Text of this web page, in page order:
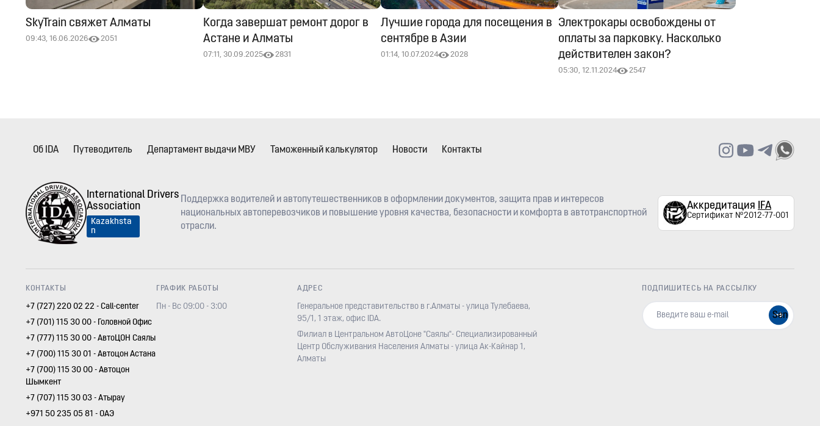
SkyTrain свяжет Алматы
09:43, 16.06.2026 2051
Когда завершат ремонт дорог в
Астане и Алматы
07:11, 30.09.2025 2831
Лучшие города для посещения в
сентябре в Азии
01:14, 10.07.2024 2028
Электрокары освобождены от
оплаты за парковку. Насколько
действителен закон?
05:30, 12.11.2024 2547
Об IDA Путеводитель Департамент выдачи МВУ Таможенный калькулятор Новости Контакты
International Drivers
Association
Kazakhsta
n
Поддержка водителей и автопутешественников в оформлении документов, защита прав и интересов
национальных автоперевозчиков и повышение уровня качества, безопасности и комфорта в автотранспортной
отрасли.
Аккредитация IFA
Сертификат №2012-77-001
КОНТАКТЫ
+7 (727) 220 02 22 - Call-center
+7 (701) 115 30 00 - Головной Офис
+7 (777) 115 30 00 - АвтоЦОН Саялы
+7 (700) 115 30 01 - Автоцон Астана
+7 (700) 115 30 00 - Автоцон
Шымкент
+7 (707) 115 30 03 - Атырау
+971 50 235 05 81 - ОАЭ
ГРАФИК РАБОТЫ
Пн - Вс 09:00 - 3:00
АДРЕС
Генеральное представительство в г.Алматы - улица Тулебаева,
95/1, 1 этаж, офис IDA.
Филиал в Центральном АвтоЦоне "Саялы"- Специализированный
Центр Обслуживания Населения Алматы - улица Ак-Кайнар 1,
Алматы
ПОДПИШИТЕСЬ НА РАССЫЛКУ